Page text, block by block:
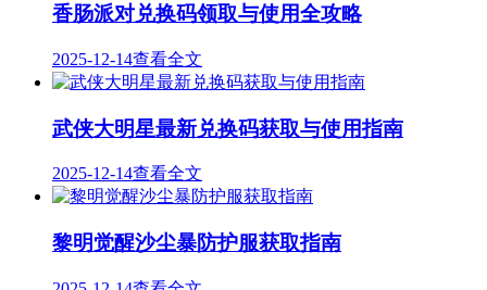
香肠派对兑换码领取与使用全攻略
2025-12-14查看全文
武侠大明星最新兑换码获取与使用指南
2025-12-14查看全文
黎明觉醒沙尘暴防护服获取指南